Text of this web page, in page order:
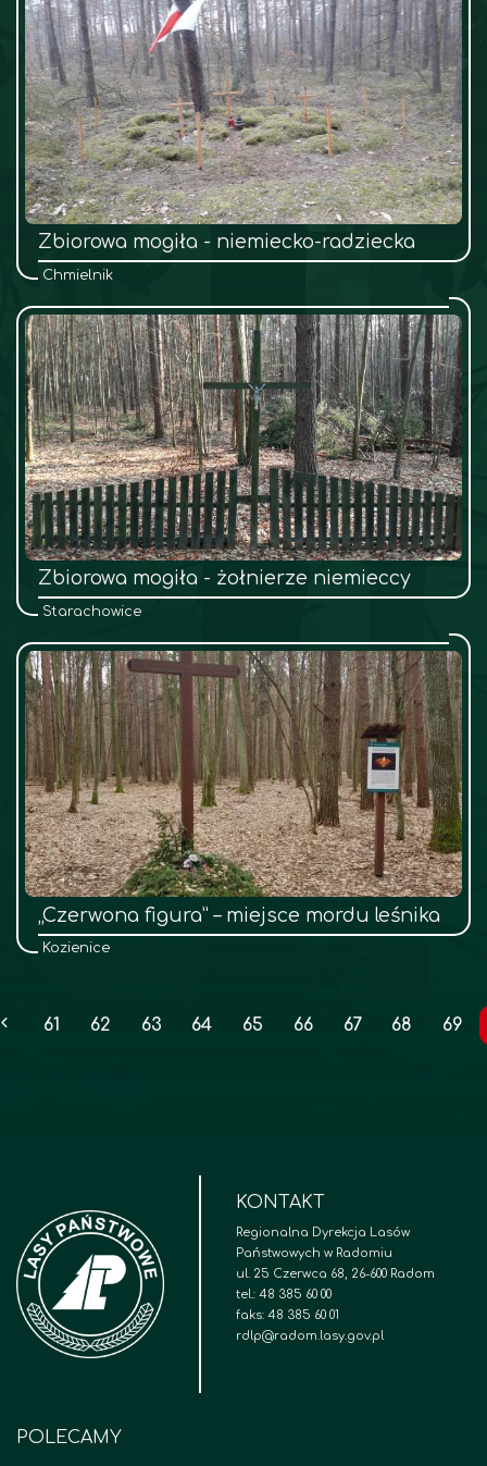
Zbiorowa mogiła - niemiecko-radziecka
Chmielnik
Zbiorowa mogiła - żołnierze niemieccy
Starachowice
„Czerwona figura” – miejsce mordu leśnika
Kozienice
61 62 63 64 65 66 67 68 69
KONTAKT
Regionalna Dyrekcja Lasów
Państwowych w Radomiu
ul. 25 Czerwca 68, 26-600 Radom
tel.: 48 385 60 00
faks: 48 385 60 01
rdlp@radom.lasy.gov.pl
POLECAMY